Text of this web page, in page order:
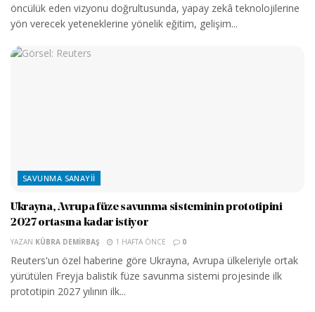
öncülük eden vizyonu doğrultusunda, yapay zekâ teknolojilerine
yön verecek yeteneklerine yönelik eğitim, gelişim...
SAVUNMA SANAYII
Ukrayna, Avrupa füze savunma sisteminin prototipini
2027 ortasına kadar istiyor
YAZAN KÜBRA DEMIRBAŞ 1 HAFTA ÖNCE 0
Reuters'un özel haberine göre Ukrayna, Avrupa ülkeleriyle ortak
yürütülen Freyja balistik füze savunma sistemi projesinde ilk
prototipin 2027 yılının ilk...